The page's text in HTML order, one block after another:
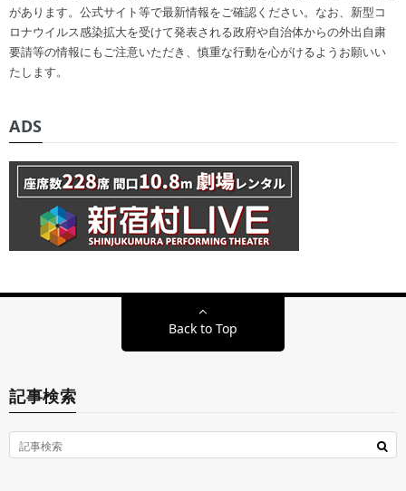
があります。公式サイト等で最新情報をご確認ください。なお、新型コ
ロナウイルス感染拡大を受けて発表される政府や自治体からの外出自粛
要請等の情報にもご注意いただき、慎重な行動を心がけるようお願いい
たします。
ADS
Back to Top
記事検索